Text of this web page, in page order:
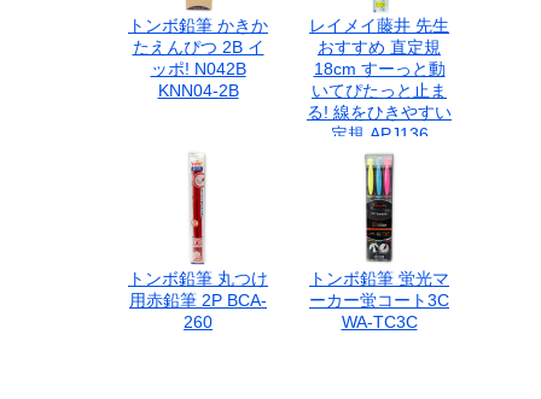
トンボ鉛筆 かきか
たえんぴつ 2B イ
ッポ! N042B
KNN04-2B
レイメイ藤井 先生
おすすめ 直定規
18cm すーっと動
いてぴたっと止ま
る! 線をひきやすい
定規 APJ136
トンボ鉛筆 丸つけ
用赤鉛筆 2P BCA-
260
トンボ鉛筆 蛍光マ
ーカー蛍コート3C
WA-TC3C